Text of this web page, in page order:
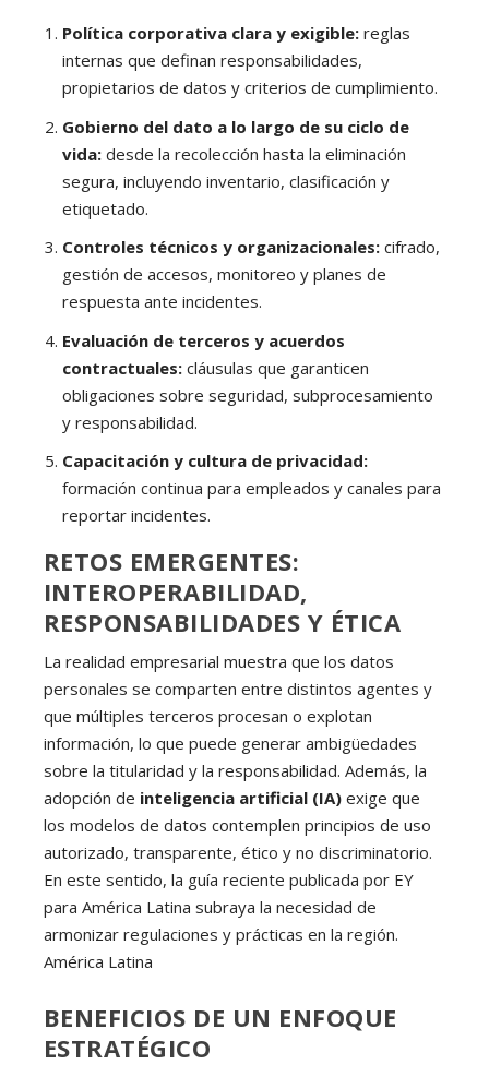
Política corporativa clara y exigible:reglas
internas que definan responsabilidades,
propietarios de datos y criterios de cumplimiento.
Gobierno del dato a lo largo de su ciclo de
vida:desde la recolección hasta la eliminación
segura, incluyendo inventario, clasificación y
etiquetado.
Controles técnicos y organizacionales:cifrado,
gestión de accesos, monitoreo y planes de
respuesta ante incidentes.
Evaluación de terceros y acuerdos
contractuales:cláusulas que garanticen
obligaciones sobre seguridad, subprocesamiento
y responsabilidad.
Capacitación y cultura de privacidad:
formación continua para empleados y canales para
reportar incidentes.
RETOS EMERGENTES:
INTEROPERABILIDAD,
RESPONSABILIDADES Y ÉTICA
La realidad empresarial muestra que los datos
personales se comparten entre distintos agentes y
que múltiples terceros procesan o explotan
información, lo que puede generar ambigüedades
sobre la titularidad y la responsabilidad. Además, la
adopción de inteligencia artificial (IA)exige que
los modelos de datos contemplen principios de uso
autorizado, transparente, ético y no discriminatorio.
En este sentido, la guía reciente publicada por EY
para América Latina subraya la necesidad de
armonizar regulaciones y prácticas en la región.
América Latina
BENEFICIOS DE UN ENFOQUE
ESTRATÉGICO